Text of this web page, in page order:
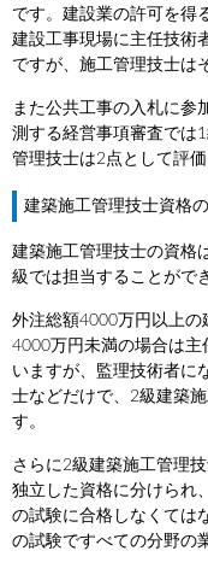
です。建設業の許可を得
建設工事現場に主任技術
ですが、施工管理技士は
また公共工事の入札に参
測する経営事項審査では
管理技士は2点として評価
建築施工管理技士資格
建築施工管理技士の資格
級では担当することがで
外注総額4000万円以上の
4000万円未満の場合は主
いますが、監理技術者に
士などだけで、2級建築
す。
さらに2級建築施工管理
独立した資格に分けられ
の試験に合格しなくては
の試験ですべての分野の